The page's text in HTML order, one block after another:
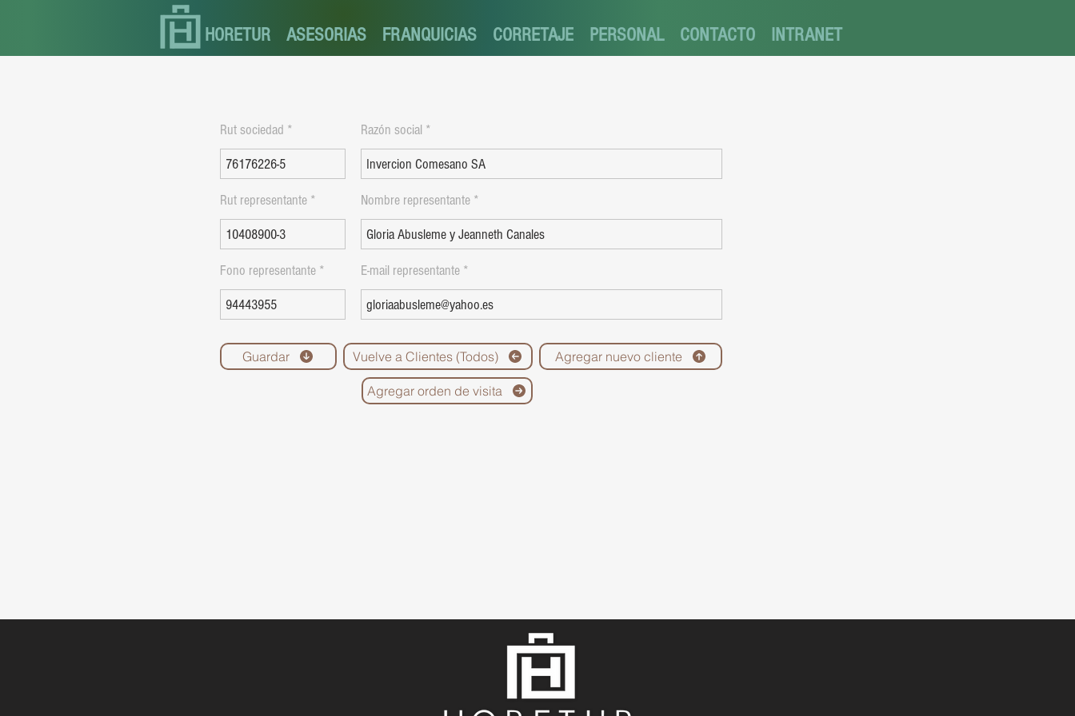
HORETUR ASESORIAS FRANQUICIAS CORRETAJE PERSONAL CONTACTO INTRANET
Rut sociedad Razón social
Rut representante Nombre representante
Fono representante E-mail representante
Guardar Vuelve a Clientes (Todos) Agregar nuevo cliente
Agregar orden de visita